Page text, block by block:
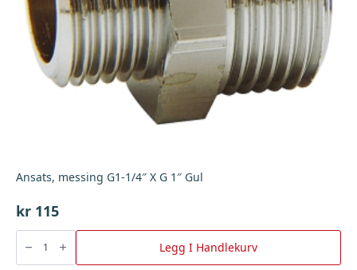
Ansats, messing G1-1/4″ X G 1″ Gul
kr 115
Ansats,
messing
G1-
1/4"
Legg I Handlekurv